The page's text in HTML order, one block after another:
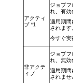
アクティ
ブ *1
ジョブ
れ、有効
適用期間
されます
今すぐ実
非アクテ
ィブ
ジョブ
れ、無効
適用期間
されませ